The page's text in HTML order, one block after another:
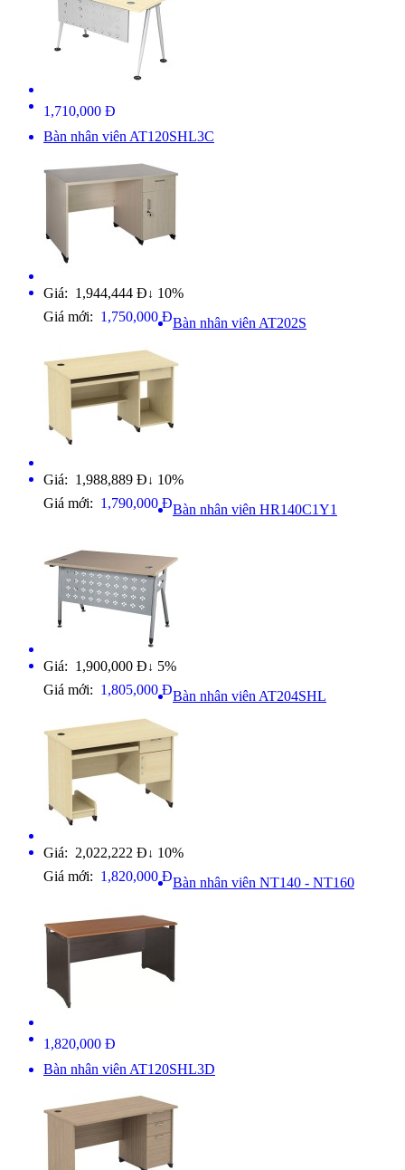
1,710,000 Đ
Bàn nhân viên AT120SHL3C
Giá: 1,944,444 Đ ↓ 10%
Giá mới: 1,750,000 ĐBàn nhân viên AT202S
Giá: 1,988,889 Đ ↓ 10%
Giá mới: 1,790,000 ĐBàn nhân viên HR140C1Y1
Giá: 1,900,000 Đ ↓ 5%
Giá mới: 1,805,000 ĐBàn nhân viên AT204SHL
Giá: 2,022,222 Đ ↓ 10%
Giá mới: 1,820,000 ĐBàn nhân viên NT140 - NT160
1,820,000 Đ
Bàn nhân viên AT120SHL3D